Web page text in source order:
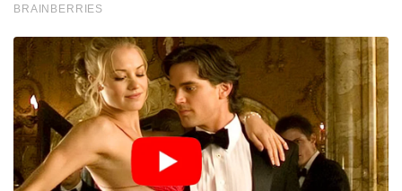
टेक्नोक्राफ्ट इंडस्ट्रीज के अध्यक्ष और मुंबई स्थित निर्यातक
शरद कुमार सराफ को इंडियन एक्सप्रेस ने यह कहते हुए उद्धृत
किया था कि जर्मनी में दीर्घकालिक मंदी के परिणामस्वरूप
चमड़े के उत्पादों, रसायनों और हल्के इंजीनियरिंग वस्तुओं के
साथ भारतीय निर्यात में गिरावट आ सकती है। सबसे ज्यादा
प्रभावित सेक्टर हैं।